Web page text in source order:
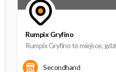
Rumpix Gryfino
Secondhand